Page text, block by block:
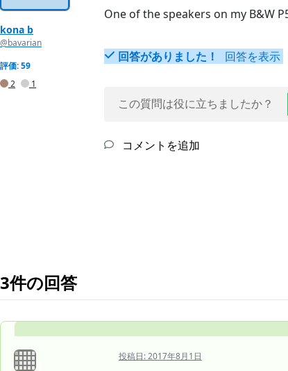
kona b
@bavarian
評価: 59
2
1
One of the speakers on my B&W
回答がありました！ 回答を表示
この質問は役に立ちましたか？
コメントを追加
3件の回答
投稿日:2017年8月1日